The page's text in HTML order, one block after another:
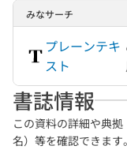
みなサーチ
プレーンテキ
スト
書誌情報
この資料の詳細や典
名）等を確認できます。